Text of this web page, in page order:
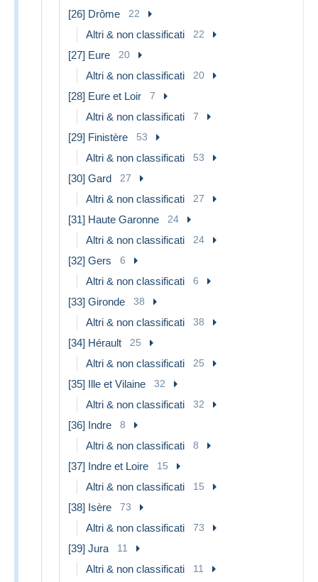
[26] Drôme 22
Altri & non classificati 22
[27] Eure 20
Altri & non classificati 20
[28] Eure et Loir 7
Altri & non classificati 7
[29] Finistère 53
Altri & non classificati 53
[30] Gard 27
Altri & non classificati 27
[31] Haute Garonne 24
Altri & non classificati 24
[32] Gers 6
Altri & non classificati 6
[33] Gironde 38
Altri & non classificati 38
[34] Hérault 25
Altri & non classificati 25
[35] Ille et Vilaine 32
Altri & non classificati 32
[36] Indre 8
Altri & non classificati 8
[37] Indre et Loire 15
Altri & non classificati 15
[38] Isère 73
Altri & non classificati 73
[39] Jura 11
Altri & non classificati 11